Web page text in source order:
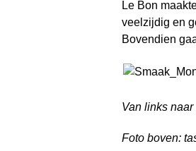
Le Bon
veelzijdig en
Bovendien
Van links
Foto boven: